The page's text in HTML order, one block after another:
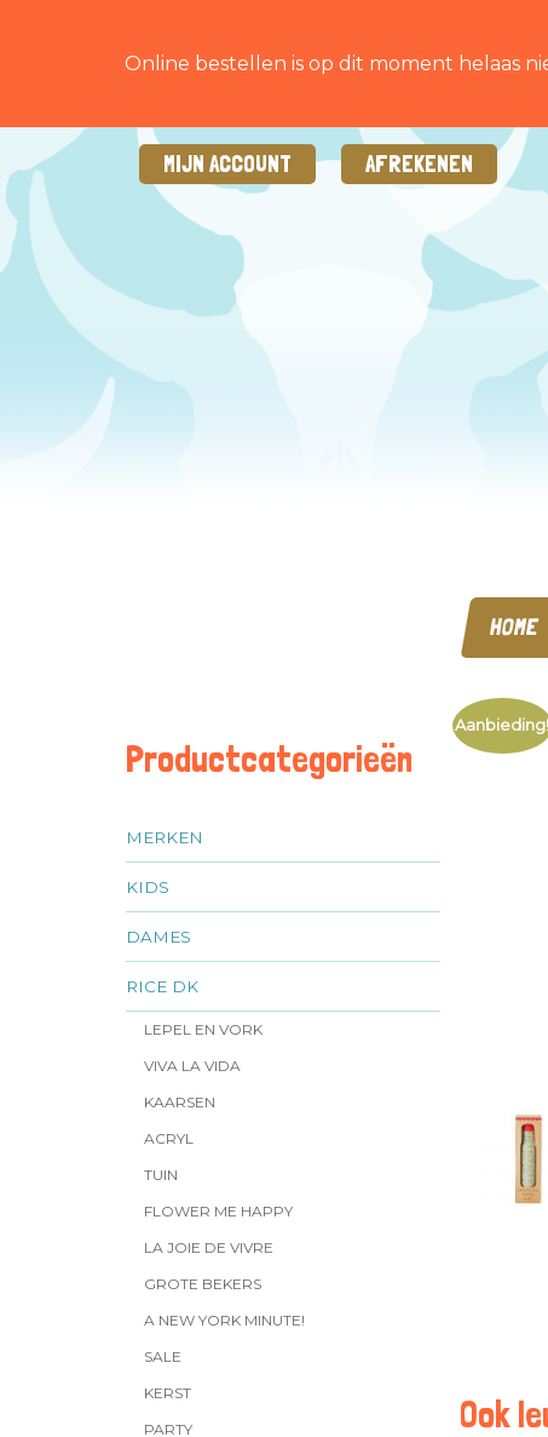
Online bestellen is op dit moment helaas
MIJN ACCOUNT AFREKENEN
HOME
Productcategorieën
MERKEN
KIDS
DAMES
RICE DK
LEPEL EN VORK
VIVA LA VIDA
KAARSEN
ACRYL
TUIN
FLOWER ME HAPPY
LA JOIE DE VIVRE
GROTE BEKERS
A NEW YORK MINUTE!
SALE
KERST
PARTY
Aanbieding!
Ook